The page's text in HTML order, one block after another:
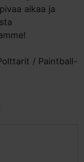
aikaa ja
/ Paintball-